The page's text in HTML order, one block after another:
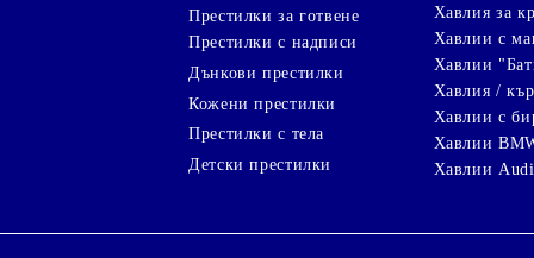
Престилки за готвене
Престилки с надписи
Дънкови престилки
Кожени престилки
Престилки с тела
Детски престилки
Хавлия за
Хавлии с
Хавлии
Хавлия /
Хавлии с
Хавлии
Хавлии Audi